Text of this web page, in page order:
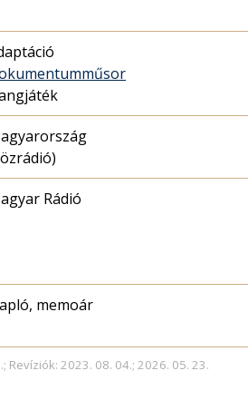
Rádió
memoár
Revíziók: 2023. 08. 04.; 2026. 05. 23.